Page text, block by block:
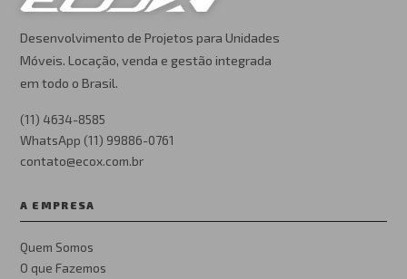
Desenvolvimento de Projetos para Unidades
Móveis. Locação, venda e gestão integrada
em todo o Brasil.
(11) 4634-8585
WhatsApp (11) 99886-0761
contato@ecox.com.br
A EMPRESA
Quem Somos
O que Fazemos